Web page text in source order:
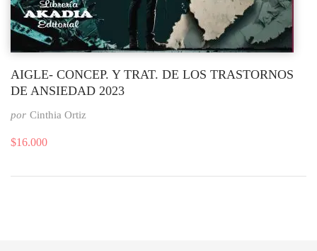
AIGLE- CONCEP. Y TRAT. DE LOS TRASTORNOS
DE ANSIEDAD 2023
por Cinthia Ortiz
$16.000